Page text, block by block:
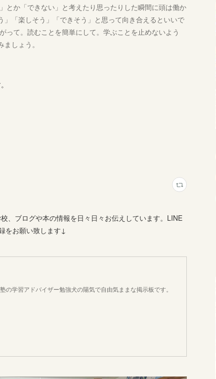
とか「できない」と考えたり思ったりした瞬間に頭は働か
「楽しそう」「できそう」と思って向き合えるといいで
て。読むことを簡単にして。学ぶことを止めないよう
しょう。
、ブログや本の情報を日々日々お伝えしています。LINE
をお願い致します↓
の学習アドバイザー勉強犬の陽気で自由気ままな掲示板です。